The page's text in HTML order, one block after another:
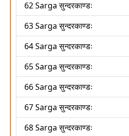
62 Sarga सुन्दरकाण्डः
63 Sarga सुन्दरकाण्डः
64 Sarga सुन्दरकाण्डः
65 Sarga सुन्दरकाण्डः
66 Sarga सुन्दरकाण्डः
67 Sarga सुन्दरकाण्डः
68 Sarga सुन्दरकाण्डः